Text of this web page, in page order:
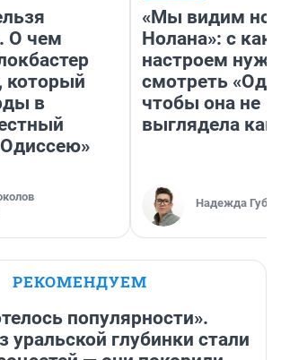
О чем
который
в
«Мы видим
Нолана»: с
настроем
смотреть
чтобы она не
выглядела как
Надежда
РЕКОМЕНДУЕМ
популярности».
уральской глубинки стали